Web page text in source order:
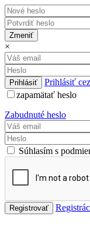
Zmeniť
×
Prihlásiť
zapamätať heslo
Zabudnuté heslo
Súhlasím s